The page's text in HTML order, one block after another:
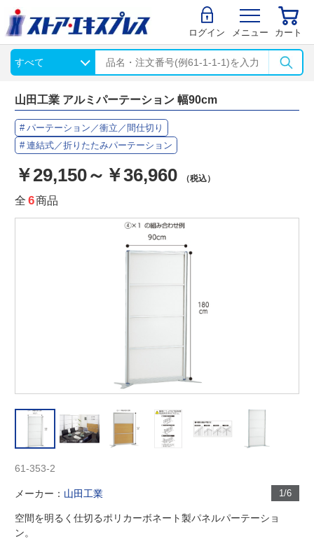
ログイン メニュー カート
山田工業 アルミパーテーション 幅90cm
パーテーション／衝立／間仕切り
連結式／折りたたみパーテーション
￥29,150～￥36,960 （税込）
全 6商品
1/6
61-353-2
メーカー： 山田工業
空間を明るく仕切るポリカーボネート製パネルパーテーショ
ン。